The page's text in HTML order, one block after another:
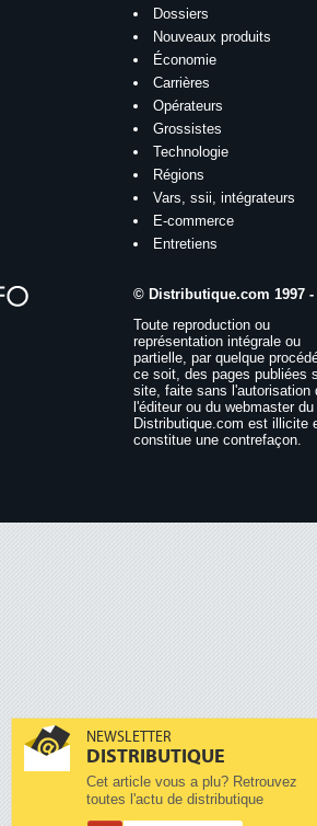
NEWSLETTER
DISTRIBUTIQUE
Cet article vous a plu? Retrouvez
toutes l'actu de distributique
Dossiers
Nouveaux produits
Économie
Carrières
Opérateurs
Grossistes
Technologie
Régions
Vars, ssii, intégrateurs
E-commerce
Entretiens
© Distributique.com 1997 -
Toute reproduction ou
représentation intégrale ou
partielle, par quelque
ce soit, des pages publiées
site, faite sans l'autorisation
l'éditeur ou du webmaster
Distributique.com est illicite
constitue une contrefaçon.